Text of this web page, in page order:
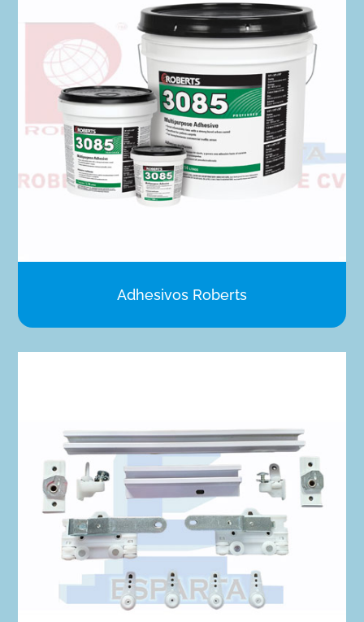
Adhesivos Roberts